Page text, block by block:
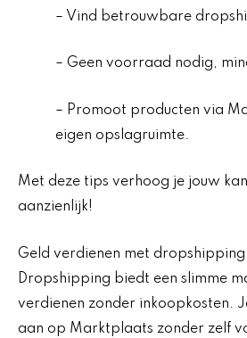
– Vind betrouwbare
– Geen voorraad nodig,
– Promoot producten via
eigen opslagruimte.
Met deze tips verhoog je jouw
aanzienlijk!
Geld verdienen met dropshipping
Dropshipping biedt een slimme
verdienen zonder inkoopkosten.
aan op Marktplaats zonder zelf